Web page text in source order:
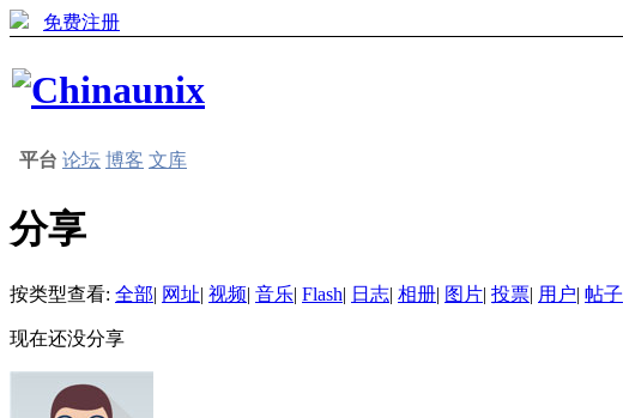
免费注册
平台 论坛 博客 文库
分享
按类型查看: 全部| 网址| 视频| 音乐| Flash| 日志| 相册| 图片| 投票| 用户| 帖子
现在还没分享